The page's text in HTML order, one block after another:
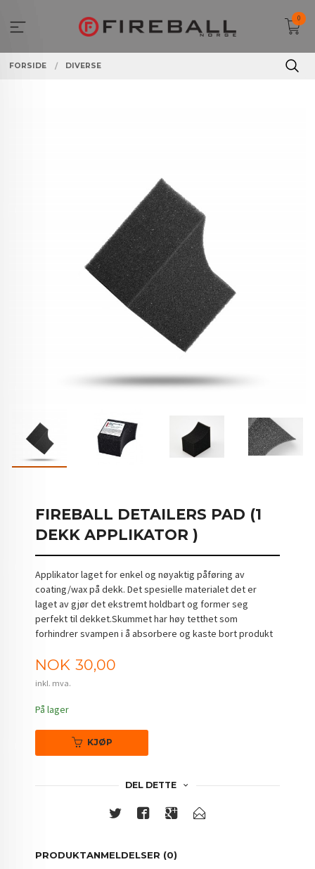
innholdet
0
FORSIDE DIVERSE
FIREBALL DETAILERS PAD (1
DEKK APPLIKATOR )
Applikator laget for enkel og nøyaktig påføring av
coating/wax på dekk. Det spesielle materialet det er
laget av gjør det ekstremt holdbart og former seg
perfekt til dekket.Skummet har høy tetthet som
forhindrer svampen i å absorbere og kaste bort produkt
Pris
NOK 30,00
inkl. mva.
På lager
KJØP
DEL DETTE
PRODUKTANMELDELSER (0)